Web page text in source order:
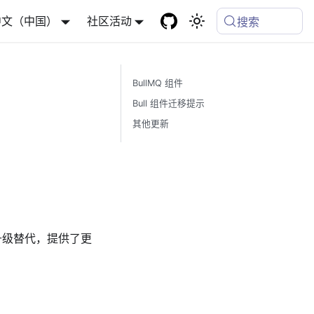
（中国） 社区活动 搜索
替代，提供了更
BullMQ 组件
Bull 组件迁移提示
其他更新